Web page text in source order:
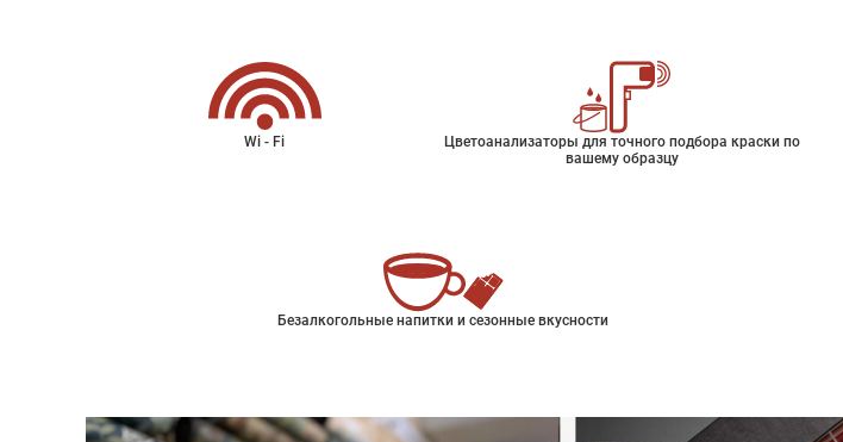
Wi - Fi
Цветоанализаторы для точного подбора краски по
вашему образцу
Безалкогольные напитки и сезонные вкусности